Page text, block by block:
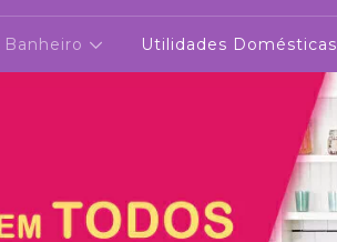
Banheiro Utilidades Domésticas